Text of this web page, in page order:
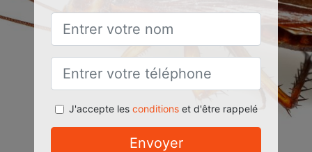
J'accepte les conditionset d'être rappelé
Envoyer